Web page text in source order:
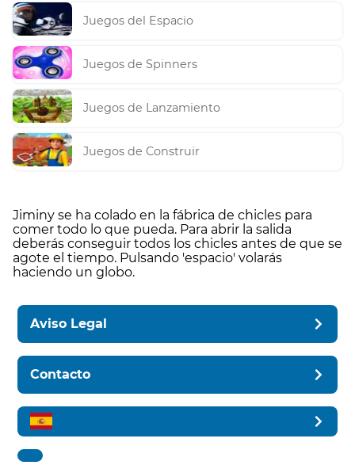
Juegos del Espacio
Juegos de Spinners
Juegos de Lanzamiento
Juegos de Construir
Jiminy se ha colado en la fábrica de chicles para
comer todo lo que pueda. Para abrir la salida
deberás conseguir todos los chicles antes de que se
agote el tiempo. Pulsando 'espacio' volarás
haciendo un globo.
Aviso Legal
Contacto